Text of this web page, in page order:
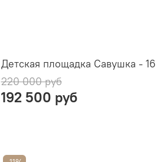
Детская площадка Савушка - 16
220 000 руб
192 500 руб